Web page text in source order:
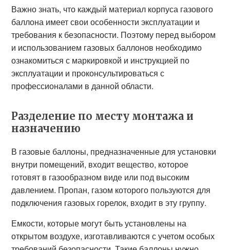
Важно знать, что каждый материал корпуса газового
баллона имеет свои особенности эксплуатации и
требования к безопасности. Поэтому перед выбором
и использованием газовых баллонов необходимо
ознакомиться с маркировкой и инструкцией по
эксплуатации и проконсультироваться с
профессионалами в данной области.
Разделение по месту монтажа и
назначению
В газовые баллоны, предназначенные для установки
внутри помещений, входит вещество, которое
готовят в газообразном виде или под высоким
давлением. Пропан, газом которого пользуются для
подключения газовых горелок, входит в эту группу.
Емкости, которые могут быть установлены на
открытом воздухе, изготавливаются с учетом особых